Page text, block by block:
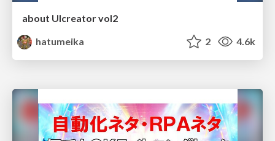
about UIcreator vol2
hatumeika
2 4.6k